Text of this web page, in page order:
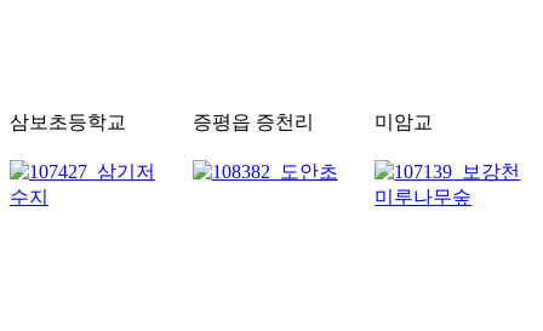
삼보초등학교 증평읍 증천리 미암교